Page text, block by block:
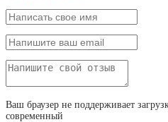
Ваш браузер не поддерживает
современный